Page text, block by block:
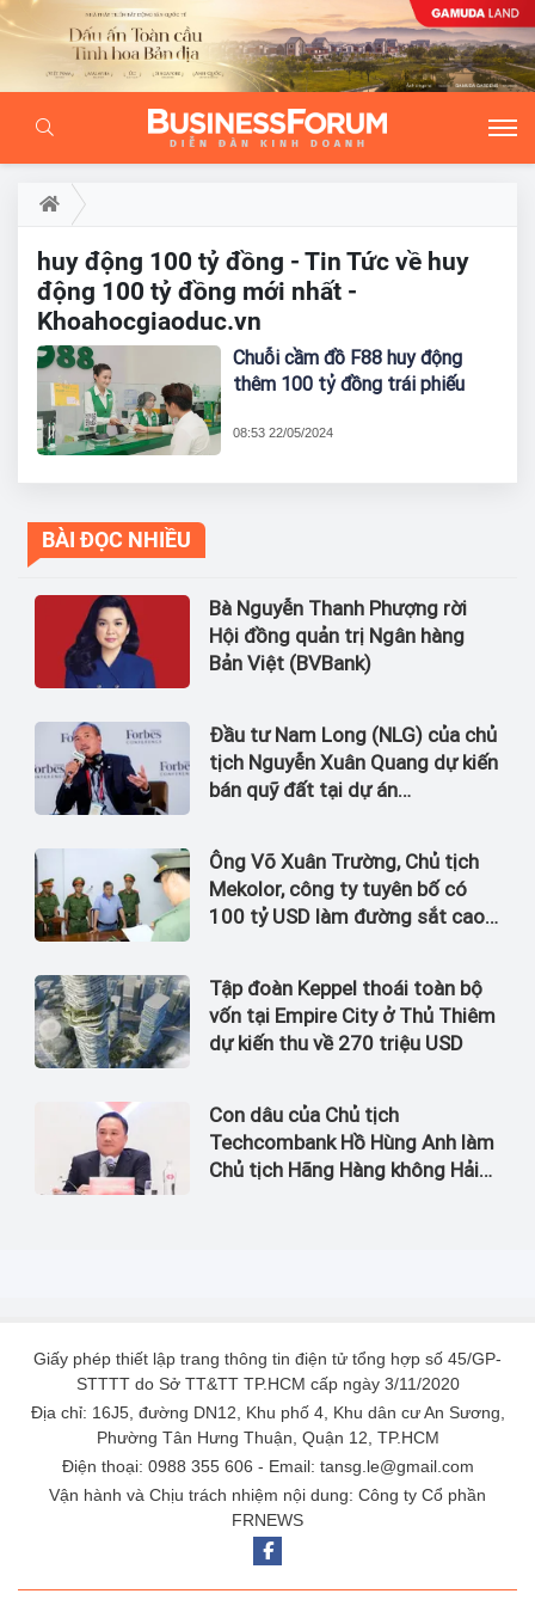
huy động 100 tỷ đồng - Tin Tức về huy
động 100 tỷ đồng mới nhất -
Khoahocgiaoduc.vn
Chuỗi cầm đồ F88 huy động
thêm 100 tỷ đồng trái phiếu
08:53 22/05/2024
BÀI ĐỌC NHIỀU
Bà Nguyễn Thanh Phượng rời
Hội đồng quản trị Ngân hàng
Bản Việt (BVBank)
Đầu tư Nam Long (NLG) của chủ
tịch Nguyễn Xuân Quang dự kiến
bán quỹ đất tại dự án
Ông Võ Xuân Trường, Chủ tịch
Mekolor, công ty tuyên bố có
100 tỷ USD làm đường sắt cao
Tập đoàn Keppel thoái toàn bộ
vốn tại Empire City ở Thủ Thiêm
dự kiến thu về 270 triệu USD
Con dâu của Chủ tịch
Techcombank Hồ Hùng Anh làm
Chủ tịch Hãng Hàng không Hải
Giấy phép thiết lập trang thông tin điện tử tổng hợp số 45/GP-
STTTT do Sở TT&TT TP.HCM cấp ngày 3/11/2020
Địa chỉ: 16J5, đường DN12, Khu phố 4, Khu dân cư An Sương,
Phường Tân Hưng Thuận, Quận 12, TP.HCM
Điện thoại: 0988 355 606 - Email: tansg.le@gmail.com
Vận hành và Chịu trách nhiệm nội dung: Công ty Cổ phần
FRNEWS